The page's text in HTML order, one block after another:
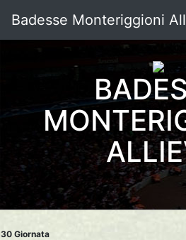
Badesse Monteriggioni
30 Giornata